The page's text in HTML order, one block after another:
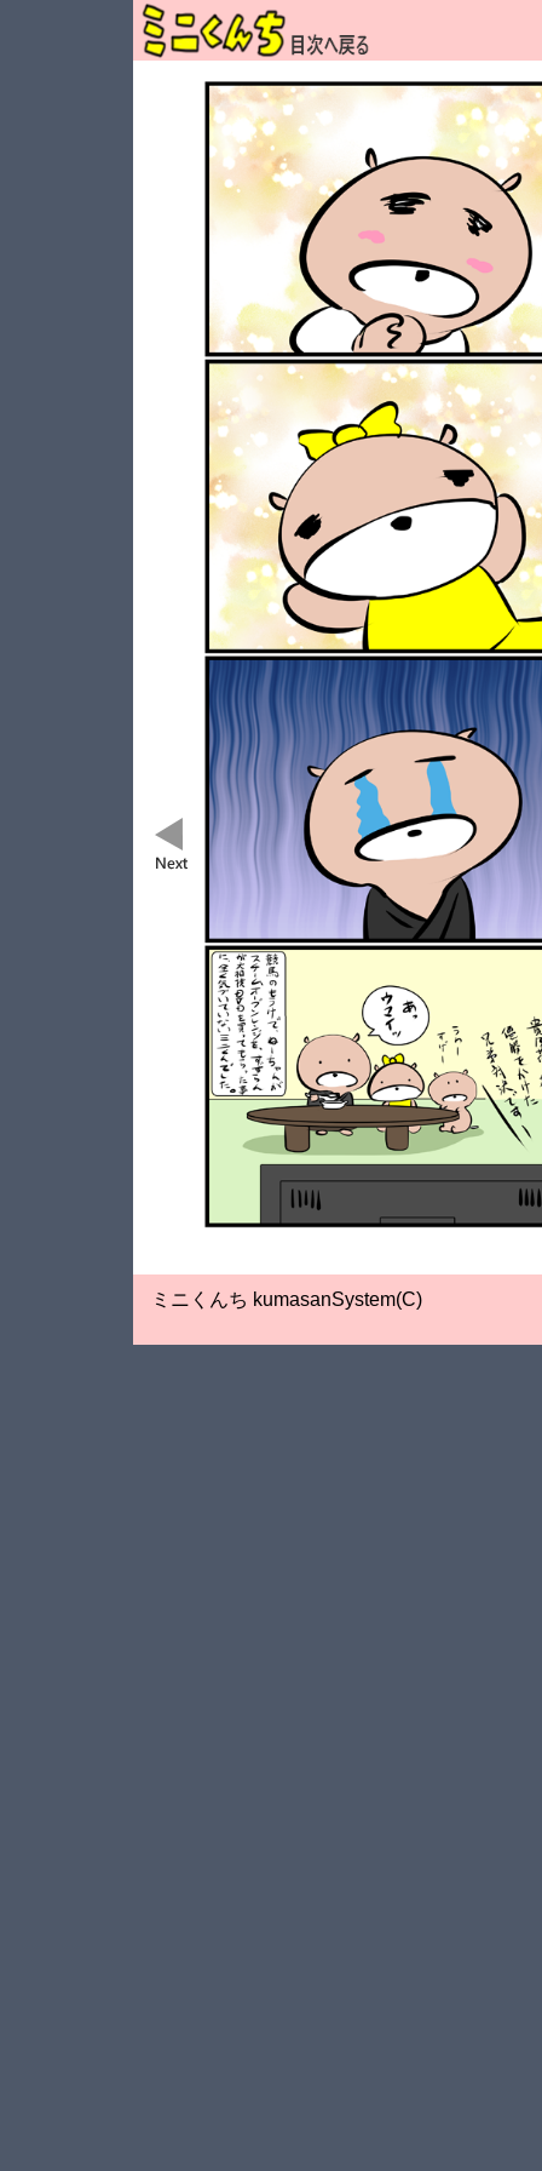
ミニくんち kumasanSystem(C)